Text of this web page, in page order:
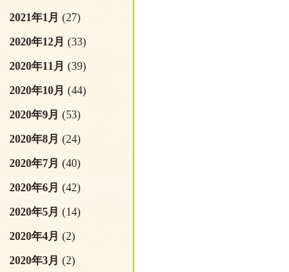
2021年1月 (27)
2020年12月 (33)
2020年11月 (39)
2020年10月 (44)
2020年9月 (53)
2020年8月 (24)
2020年7月 (40)
2020年6月 (42)
2020年5月 (14)
2020年4月 (2)
2020年3月 (2)